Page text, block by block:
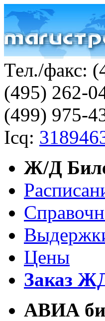
Тел./факс:
(495) 262-
(499) 975-
Icq:
Ж/Д
Цены
Заказ
АВИА